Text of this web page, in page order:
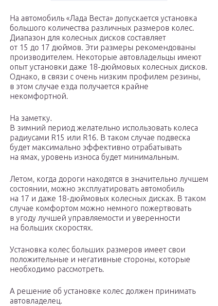
На автомобиль «Лада Веста» допускается установка
большого количества различных размеров колес.
Диапазон для колесных дисков составляет
от 15 до 17 дюймов. Эти размеры рекомендованы
производителем. Некоторые автовладельцы имеют
опыт установки даже 18-дюймовых колесных дисков.
Однако, в связи с очень низким профилем резины,
в этом случае езда получается крайне
некомфортной.
На заметку.
В зимний период желательно использовать колеса
радиусами R15 или R16. В таком случае подвеска
будет максимально эффективно отрабатывать
на ямах, уровень износа будет минимальным.
Летом, когда дороги находятся в значительно лучшем
состоянии, можно эксплуатировать автомобиль
на 17 и даже 18-дюймовых колесных дисках. В таком
случае комфортом можно немного пожертвовать
в угоду лучшей управляемости и уверенности
на больших скоростях.
Установка колес больших размеров имеет свои
положительные и негативные стороны, которые
необходимо рассмотреть.
А решение об установке колес должен принимать
автовладелец.